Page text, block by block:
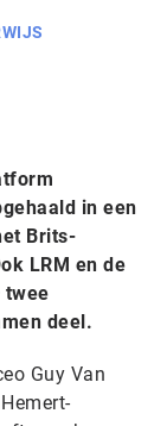
in een
Brits-
LRM en de
twee
deel.
Guy Van